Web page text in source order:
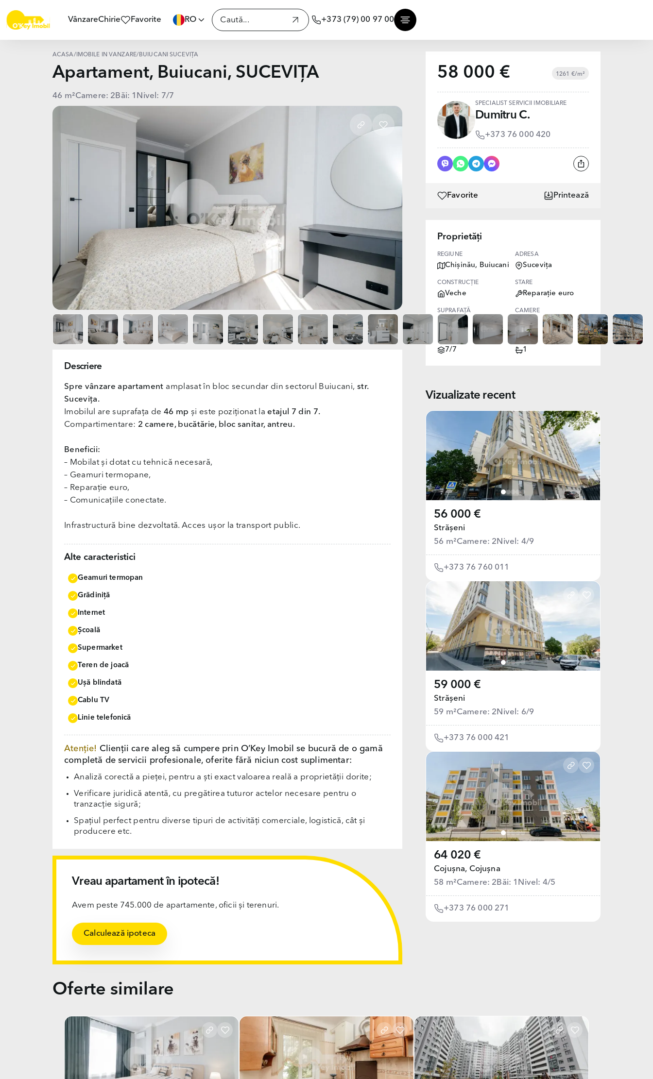
VânzareChirie Favorite RO +373 (79) 00 97 00
ACASĂ/ IMOBILE ÎN VÂNZARE/ BUIUCANI SUCEVIȚA
Apartament, Buiucani, SUCEVIȚA
46 m²Camere: 2 Băi: 1 Nivel: 7/7
Descriere
Spre vânzare apartament amplasat în bloc secundar din sectorul Buiucani, str.
Sucevița.
Imobilul are suprafața de 46 mp și este poziționat la etajul 7 din 7.
Compartimentare: 2 camere, bucătărie, bloc sanitar, antreu.
Beneficii:
– Mobilat și dotat cu tehnică necesară,
– Geamuri termopane,
– Reparație euro,
– Comunicațiile conectate.
Infrastructură bine dezvoltată. Acces ușor la transport public.
Alte caracteristici
Geamuri termopan
Grădiniţă
Internet
Școală
Supermarket
Teren de joacă
Uşă blindată
Cablu TV
Linie telefonică
Atenție! Clienții care aleg să cumpere prin O’Key Imobil se bucură de o gamă
completă de servicii profesionale, oferite fără niciun cost suplimentar:
Analiză corectă a pieței, pentru a ști exact valoarea reală a proprietății dorite;
Verificare juridică atentă, cu pregătirea tuturor actelor necesare pentru o
tranzacție sigură;
Spațiul perfect pentru diverse tipuri de activități comerciale, logistică, cât și
producere etc.
Vreau apartament în ipotecă!
Avem peste 745.000 de apartamente, oficii și terenuri.
Calculează ipoteca
58 000 € 1261 €/m²
SPECIALIST SERVICII IMOBILIARE
Dumitru C.
+373 76 000 420
Favorite Printează
Proprietăți
REGIUNE
Chișinău, Buiucani
ADRESA
Sucevița
CONSTRUCȚIE
Veche
STARE
Reparație euro
SUPRAFAȚĂ
46.00
CAMERE
2
NIVEL
7/7
BĂI
1
Vizualizate recent
56 000 €
Strășeni
56 m²Camere: 2 Nivel: 4/9
+373 76 760 011
59 000 €
Strășeni
59 m²Camere: 2 Nivel: 6/9
+373 76 000 421
64 020 €
Cojușna, Cojușna
58 m²Camere: 2 Băi: 1 Nivel: 4/5
+373 76 000 271
Oferte similare